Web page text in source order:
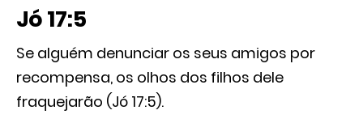
Jó 17:5
Se alguém denunciar os seus amigos por
recompensa, os olhos dos filhos dele
fraquejarão (Jó 17:5).